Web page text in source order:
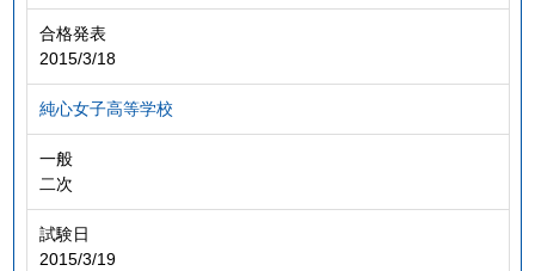
合格発表
2015/3/18
純心女子高等学校
一般
二次
試験日
2015/3/19